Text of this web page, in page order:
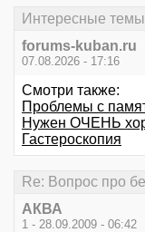
Интересные темы
forums-kuban.ru
07.08.2026 - 17:16
Смотри также:
Проблемы с
Нужен ОЧЕНЬ
Гастероскопия
Re: Вопрос про
АКВА
1 - 28.09.2009 - 06:42